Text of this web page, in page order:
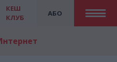
АБО
КЕШ
КЛУБ